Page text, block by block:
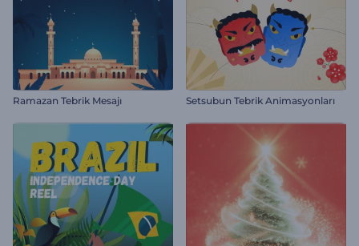
Ramazan Tebrik Mesajı Setsubun Tebrik Animasyonları